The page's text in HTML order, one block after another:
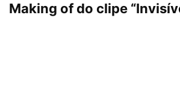
Making of do clipe